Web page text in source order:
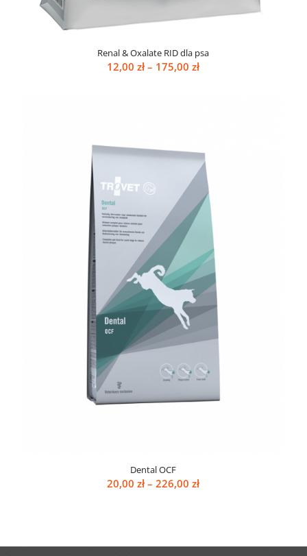
Renal & Oxalate RID dla psa
12,00zł – 175,00złZakres
Dental OCF
20,00zł – 226,00złZakres
do